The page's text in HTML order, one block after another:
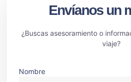
Envíanos un
¿Buscas asesoramiento o
viaje?
Nombre